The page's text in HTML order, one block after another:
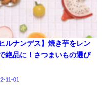
ヒルナンデス】焼き芋をレン
絶品に！さつまいもの選び
11-01